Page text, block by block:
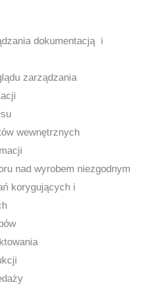
dokumentacją i
zarządzania
wewnętrznych
nad wyrobem niezgodnym
korygujących i